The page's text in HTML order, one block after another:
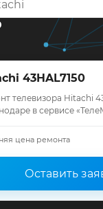
43HAL7150
телевизора Hitachi
в сервисе
запчасти и
цена ремонта
Оставить